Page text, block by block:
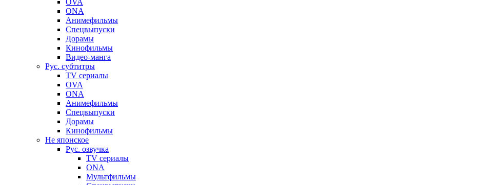
ONA
Анимефильмы
Спецвыпуски
Дорамы
Кинофильмы
Видео-манга
Рус. субтитры
TV сериалы
OVA
ONA
Анимефильмы
Спецвыпуски
Дорамы
Кинофильмы
Не японское
Рус. озвучка
TV сериалы
ONA
Мультфильмы